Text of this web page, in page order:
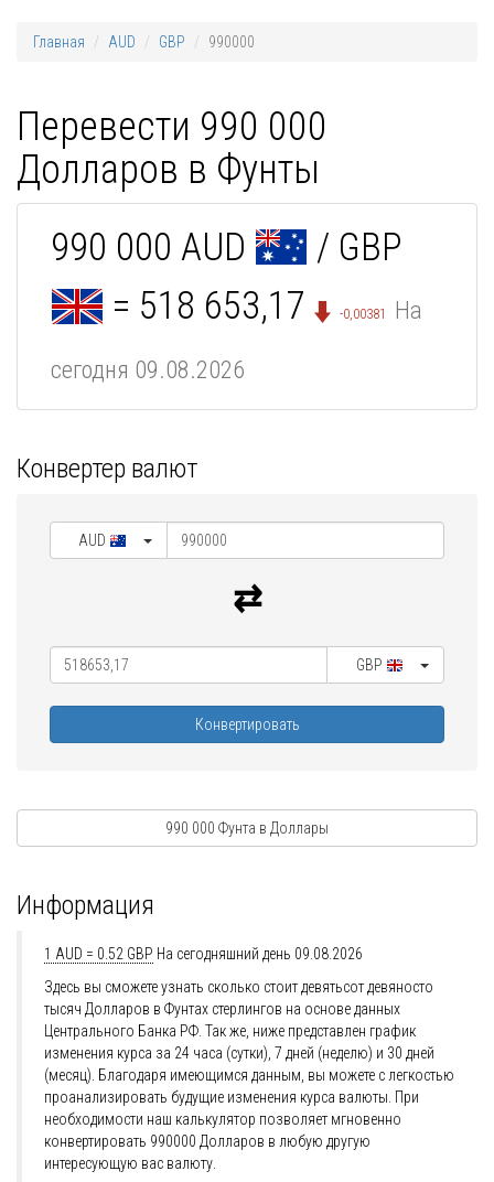
Главная AUD GBP 990000
Перевести 990 000
Долларов в Фунты
990 000 AUD
/ GBP
= 518 653,17
-0,00381
На
сегодня 09.08.2026
Конвертер валют
AUD
GBP
Конвертировать
990 000 Фунта в Доллары
Информация
1 AUD = 0.52 GBP На сегодняшний день 09.08.2026
Здесь вы сможете узнать сколько стоит девятьсот девяносто
тысяч Долларов в Фунтах стерлингов на основе данных
Центрального Банка РФ. Так же, ниже представлен график
изменения курса за 24 часа (сутки), 7 дней (неделю) и 30 дней
(месяц). Благодаря имеющимся данным, вы можете с легкостью
проанализировать будущие изменения курса валюты. При
необходимости наш калькулятор позволяет мгновенно
конвертировать 990000 Долларов в любую другую
интересующую вас валюту.